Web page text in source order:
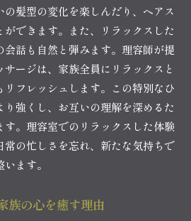
の髪型の変化を楽しんだり、ヘアス
ができます。また、リラックスした
話も自然と弾みます。理容師が提
ージは、家族全員にリラックスと
フレッシュします。この特別なひ
り強くし、お互いの理解を深めるた
す。理容室でのリラックスした体験
常の忙しさを忘れ、新たな気持ちで
ます。
族の心を癒す理由